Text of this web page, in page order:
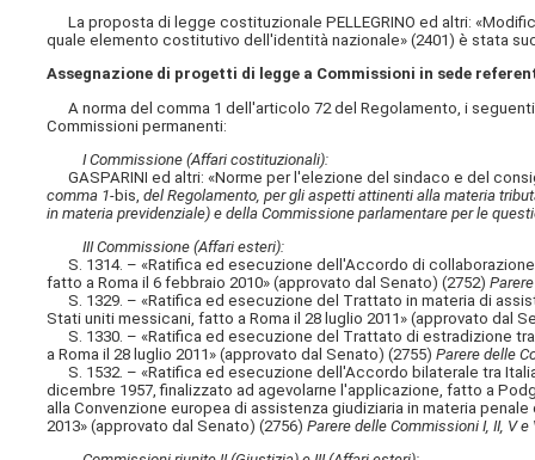
La proposta di legge costituzionale PELLEGRINO ed altri:
quale elemento costitutivo dell'identità nazionale» (2401) è stata
Assegnazione di progetti di legge a Commissioni in sede
A norma del comma 1 dell'articolo 72 del Regolamento, i
Commissioni permanenti:
I Commissione (Affari costituzionali):
GASPARINI ed altri: «Norme per l'elezione del sindaco e del
comma 1-bis,del Regolamento, per gli aspetti attinenti alla materia
in materia previdenziale) e della Commissione parlamentare per le
III Commissione (Affari esteri):
S. 1314. – «Ratifica ed esecuzione dell'Accordo di
fatto a Roma il 6 febbraio 2010» (approvato dal Senato) (2752)
S. 1329. – «Ratifica ed esecuzione del Trattato in materia di
Stati uniti messicani, fatto a Roma il 28 luglio 2011» (approvato dal
S. 1330. – «Ratifica ed esecuzione del Trattato di estradizione
a Roma il 28 luglio 2011» (approvato dal Senato) (2755)Parere delle
S. 1532. – «Ratifica ed esecuzione dell'Accordo bilaterale tra
dicembre 1957, finalizzato ad agevolarne l'applicazione, fatto a
alla Convenzione europea di assistenza giudiziaria in materia
2013» (approvato dal Senato) (2756)Parere delle Commissioni I, II, V e